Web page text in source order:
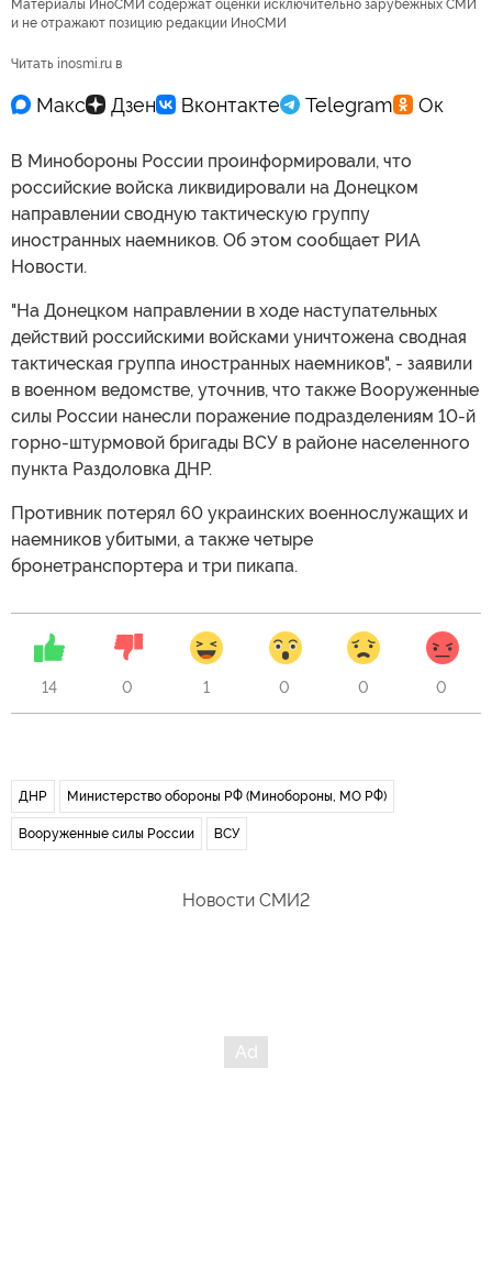
Материалы ИноСМИ содержат оценки исключительно зарубежных СМИ
и не отражают позицию редакции ИноСМИ
Читать inosmi.ru в
В Минобороны России проинформировали, что
российские войска ликвидировали на Донецком
направлении сводную тактическую группу
иностранных наемников. Об этом сообщает РИА
Новости.
"На Донецком направлении в ходе наступательных
действий российскими войсками уничтожена сводная
тактическая группа иностранных наемников", - заявили
в военном ведомстве, уточнив, что также Вооруженные
силы России нанесли поражение подразделениям 10-й
горно-штурмовой бригады ВСУ в районе населенного
пункта Раздоловка ДНР.
Противник потерял 60 украинских военнослужащих и
наемников убитыми, а также четыре
бронетранспортера и три пикапа.
14 0 1 0 0 0
ДНР Министерство обороны РФ (Минобороны, МО РФ)
Вооруженные силы России ВСУ
Новости СМИ2